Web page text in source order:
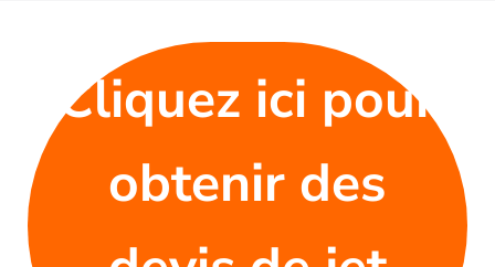
Cliquez ici pour
obtenir des